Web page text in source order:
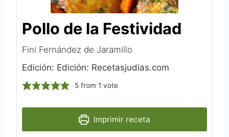
Pollo de la Festividad
Fini Fernández de Jaramillo
Edición: Edición: Recetasjudias.com
5 from 1 vote
Imprimir receta